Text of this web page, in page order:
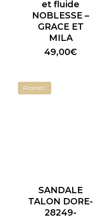
et fluide
NOBLESSE –
GRACE ET
MILA
49,00€
Promo !
SANDALE
TALON DORE-
28249-